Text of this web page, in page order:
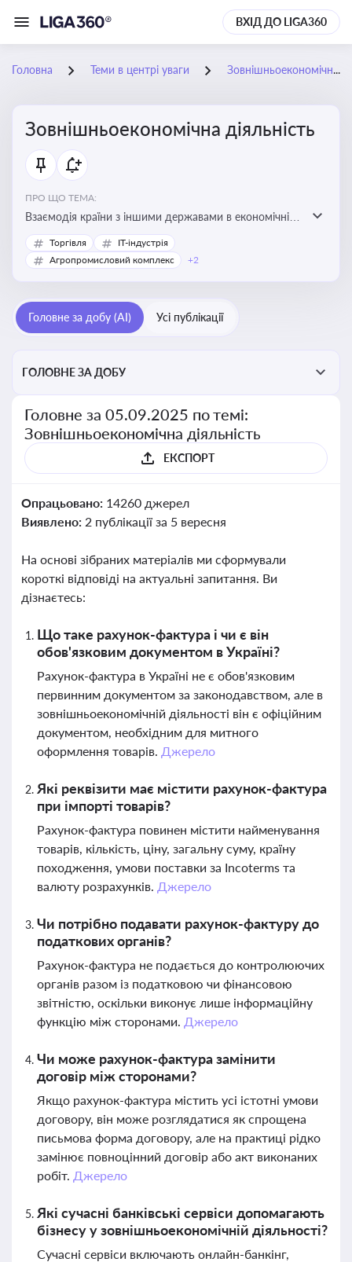
ВХІД ДО LIGA360
Головна Теми в центрі уваги Зовнішньоекономічна діяльність
Зовнішньоекономічна діяльність
ПРО ЩО ТЕМА:
Взаємодія країни з іншими державами в економічній
сфері, включаючи експорт та імпорт товарів і послуг,
міжнародні фінансові операції, інвестиції, торгівлю,
Торгівля
IT-індустрія
Агропромисловий комплекс
+2
Головне за добу (AI) Усі публікації
ГОЛОВНЕ ЗА ДОБУ
Головне за 05.09.2025 по темі:
Зовнішньоекономічна діяльність
ЕКСПОРТ
Опрацьовано: 14260 джерел
Виявлено: 2 публікації за 5 вересня
На основі зібраних матеріалів ми сформували
короткі відповіді на актуальні запитання. Ви
дізнаєтесь:
Що таке рахунок-фактура і чи є він
обов'язковим документом в Україні?
Рахунок-фактура в Україні не є обов'язковим
первинним документом за законодавством, але в
зовнішньоекономічній діяльності він є офіційним
документом, необхідним для митного
оформлення товарів. Джерело
Які реквізити має містити рахунок-фактура
при імпорті товарів?
Рахунок-фактура повинен містити найменування
товарів, кількість, ціну, загальну суму, країну
походження, умови поставки за Incoterms та
валюту розрахунків. Джерело
Чи потрібно подавати рахунок-фактуру до
податкових органів?
Рахунок-фактура не подається до контролюючих
органів разом із податковою чи фінансовою
звітністю, оскільки виконує лише інформаційну
функцію між сторонами. Джерело
Чи може рахунок-фактура замінити
договір між сторонами?
Якщо рахунок-фактура містить усі істотні умови
договору, він може розглядатися як спрощена
письмова форма договору, але на практиці рідко
замінює повноцінний договір або акт виконаних
робіт. Джерело
Які сучасні банківські сервіси допомагають
бізнесу у зовнішньоекономічній діяльності?
Сучасні сервіси включають онлайн-банкінг,